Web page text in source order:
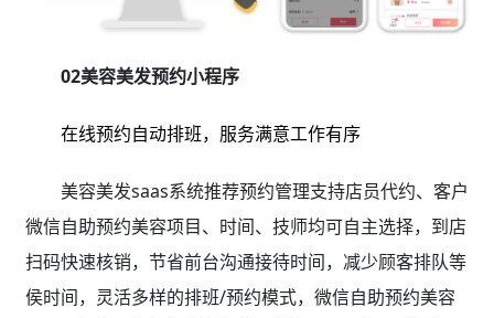
02美容美发预约小程序
在线预约自动排班，服务满意工作有序
美容美发saas系统推荐预约管理支持店员代约、客户
微信自助预约美容项目、时间、技师均可自主选择，到店
扫码快速核销，节省前台沟通接待时间，减少顾客排队等
侯时间，灵活多样的排班/预约模式，微信自助预约美容